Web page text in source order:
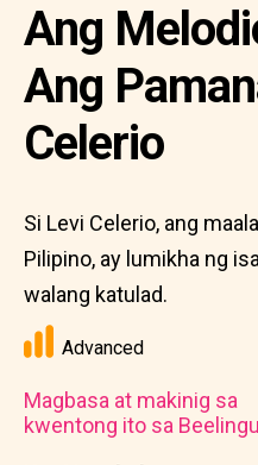
Ang
Ang
Celerio
Si Levi Celerio, ang
Pilipino, ay lumikha ng
walang katulad.
Advanced
Magbasa at makinig sa
kwentong ito sa